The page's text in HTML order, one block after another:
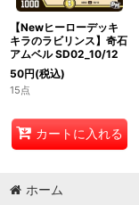
【Newヒーローデッキ
キラのラビリンス】奇石
アムベル SD02_10/12
50円(税込)
15点
カートに入れる
ホーム